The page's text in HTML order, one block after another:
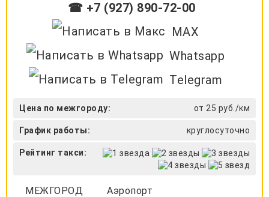
☎ +7 (927) 890-72-00
MAX
Whatsapp
Telegram
Цена по межгороду: от 25 руб./км
График работы: круглосуточно
Рейтинг такси:
МЕЖГОРОД Аэропорт